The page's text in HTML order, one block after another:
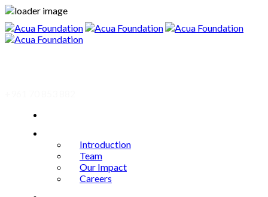
Introduction
Team
Our Impact
Careers